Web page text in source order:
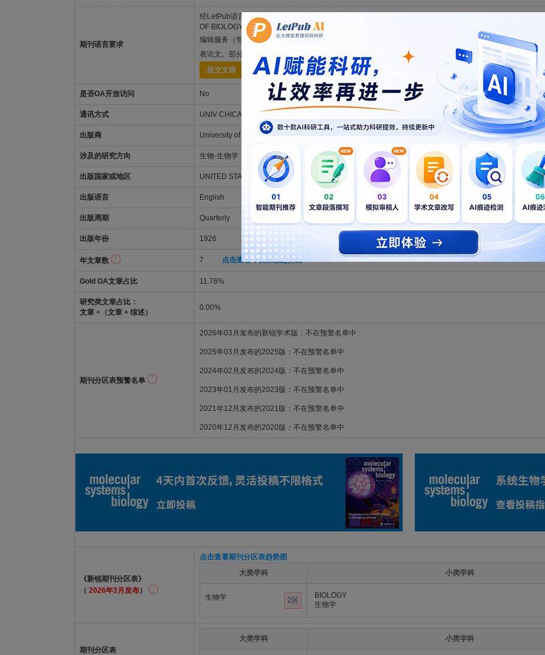
期刊语言要求
经LetPub语言功底雄厚的美籍native English speaker精心编辑的稿件，不仅能满足QUARTERLY
OF BIOLOGY编辑和审稿人得到更好的审稿体验，让稿件最大限度地被QUARTERLY REVIEW OF
编辑服务（包括SCI论文英语润色，同行资深专家修改润色 SCI论文格式排版，专业学
表论文。部分发表范例可查看： 服务好评 论文致谢
提交文稿
是否OA开放访问 No
通讯方式 UNIV CHICAGO PRESS, 1427 E 60TH ST, CHICAGO, USA, IL, 60637-2954
出版商 University of Chicago
涉及的研究方向 生物-生物学
出版国家或地区 UNITED STATES
出版语言 English
出版周期 Quarterly
出版年份 1926
年文章数 7 点击查看年文章数趋势图
Gold OA文章占比 11.76%
研究类文章占比：
文章 ÷（文章 + 综述）
0.00%
期刊分区表预警名单
2026年03月发布的新锐学术版：不在预警名单中
2025年03月发布的2025版：不在预警名单中
2024年02月发布的2024版：不在预警名单中
2023年01月发布的2023版：不在预警名单中
2021年12月发布的2021版：不在预警名单中
2020年12月发布的2020版：不在预警名单中
《新锐期刊分区表》
（ 2026年3月发布）
点击查看期刊分区表趋势图
大类学科
小类学科
生物学 2区
BIOLOGY
生物学
期刊分区表
大类学科 小类学科